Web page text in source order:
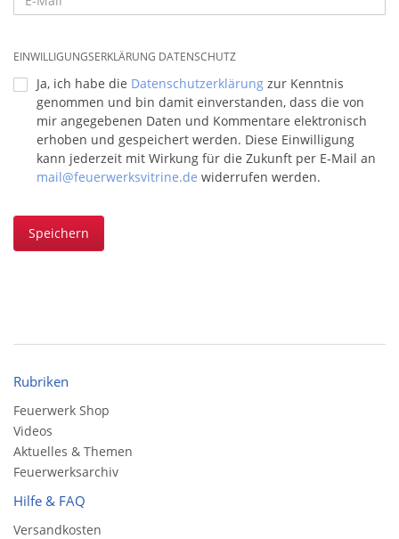
EINWILLIGUNGSERKLÄRUNG DATENSCHUTZ
Ja, ich habe die Datenschutzerklärung zur Kenntnis
genommen und bin damit einverstanden, dass die von
mir angegebenen Daten und Kommentare elektronisch
erhoben und gespeichert werden. Diese Einwilligung
kann jederzeit mit Wirkung für die Zukunft per E-Mail an
mail@feuerwerksvitrine.de widerrufen werden.
Speichern
Rubriken
Feuerwerk Shop
Videos
Aktuelles & Themen
Feuerwerksarchiv
Hilfe & FAQ
Versandkosten